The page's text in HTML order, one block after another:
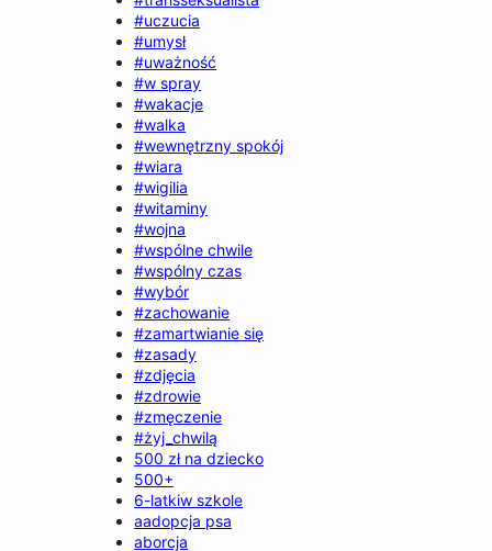
#uczucia
#umysł
#uważność
#w spray
#wakacje
#walka
#wewnętrzny spokój
#wiara
#wigilia
#witaminy
#wojna
#wspólne chwile
#wspólny czas
#wybór
#zachowanie
#zamartwianie się
#zasady
#zdjęcia
#zdrowie
#zmęczenie
#żyj_chwilą
500 zł na dziecko
500+
6-latkiw szkole
aadopcja psa
aborcja